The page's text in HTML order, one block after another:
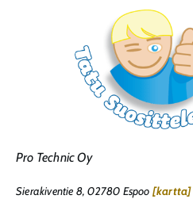
Pro Technic Oy
Sierakiventie 8, 02780 Espoo [kartta]